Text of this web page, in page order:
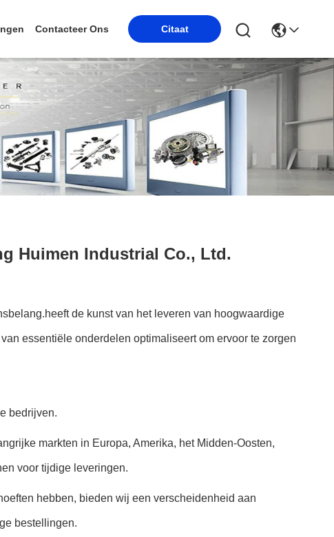
Contacteer Ons Citaat
Huimen Industrial Co., Ltd.
de kunst van het leveren van hoogwaardige
essentiële onderdelen optimaliseert om ervoor te zorgen
bedrijven.
markten in Europa, Amerika, het Midden-Oosten,
voor tijdige leveringen.
hebben, bieden wij een verscheidenheid aan
bestellingen.